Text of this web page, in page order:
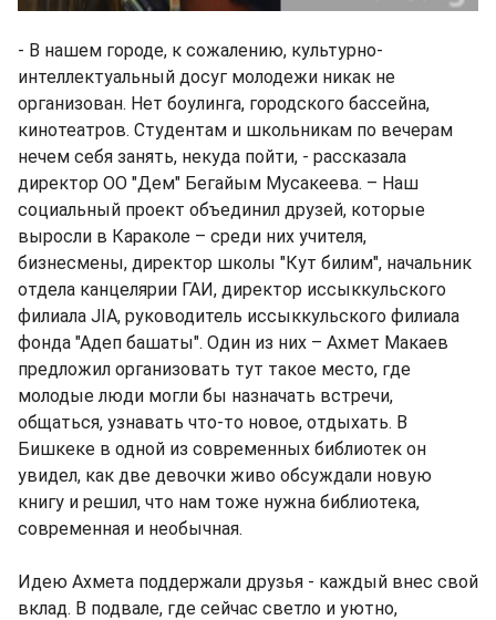
- В нашем городе, к сожалению, культурно-
интеллектуальный досуг молодежи никак не
организован. Нет боулинга, городского бассейна,
кинотеатров. Студентам и школьникам по вечерам
нечем себя занять, некуда пойти, - рассказала
директор ОО "Дем" Бегайым Мусакеева. – Наш
социальный проект объединил друзей, которые
выросли в Караколе – среди них учителя,
бизнесмены, директор школы "Кут билим", начальник
отдела канцелярии ГАИ, директор иссыккульского
филиала JIA, руководитель иссыккульского филиала
фонда "Адеп башаты". Один из них – Ахмет Макаев
предложил организовать тут такое место, где
молодые люди могли бы назначать встречи,
общаться, узнавать что-то новое, отдыхать. В
Бишкеке в одной из современных библиотек он
увидел, как две девочки живо обсуждали новую
книгу и решил, что нам тоже нужна библиотека,
современная и необычная.
Идею Ахмета поддержали друзья - каждый внес свой
вклад. В подвале, где сейчас светло и уютно,